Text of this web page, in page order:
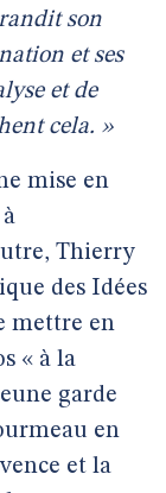
son
et ses
et de
cela. »
mise en
Thierry
des Idées
mettre en
« à la
garde
en
et la